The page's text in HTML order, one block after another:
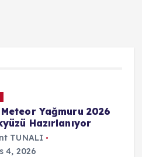
Yağmuru 2026
Hazırlanıyor
TUNALI
4, 2026